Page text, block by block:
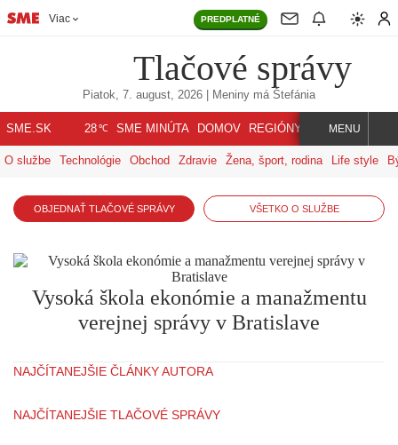
Viac PREDPLATNÉ
Tlačové správy
Piatok, 7. august, 2026 | Meniny má Štefánia
SME.SK 28℃ SME MINÚTA DOMOV REGIÓNY INDEX SVET
MENU
O službe Technológie Obchod Zdravie Žena, šport, rodina Life style
OBJEDNAŤ TLAČOVÉ SPRÁVY VŠETKO O SLUŽBE
Vysoká škola ekonómie a manažmentu
verejnej správy v Bratislave
NAJČÍTANEJŠIE ČLÁNKY AUTORA
NAJČÍTANEJŠIE TLAČOVÉ SPRÁVY